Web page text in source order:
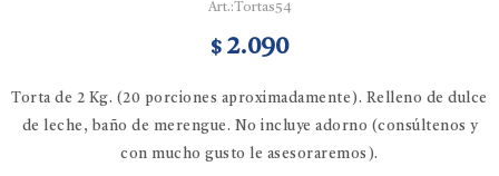
Tortas54
$ 2.090
Torta de 2 Kg. (20 porciones aproximadamente). Relleno de dulce
de leche, baño de merengue. No incluye adorno (consúltenos y
con mucho gusto le asesoraremos).